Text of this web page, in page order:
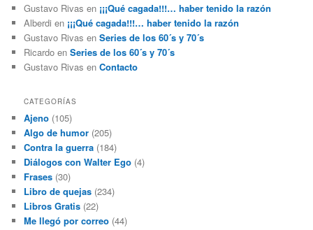
Gustavo Rivas en ¡¡¡Qué cagada!!!… haber tenido la razón
Alberdi en ¡¡¡Qué cagada!!!… haber tenido la razón
Gustavo Rivas enSeries de los 60´s y 70´s
Ricardo enSeries de los 60´s y 70´s
Gustavo Rivas enContacto
CATEGORÍAS
Ajeno (105)
Algo de humor (205)
Contra la guerra (184)
Diálogos con Walter Ego (4)
Frases (30)
Libro de quejas (234)
Libros Gratis (22)
Me llegó por correo (44)